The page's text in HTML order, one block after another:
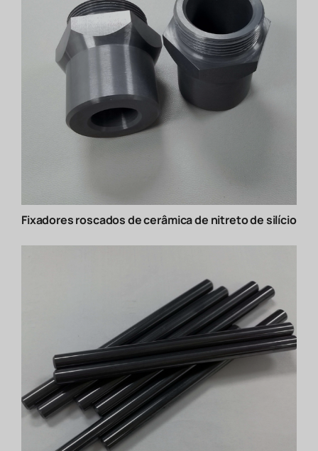
Fixadores roscados de cerâmica de nitreto de silício